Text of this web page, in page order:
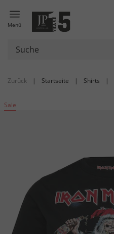
Menü
Zurück | Startseite | Shirts |
Sale